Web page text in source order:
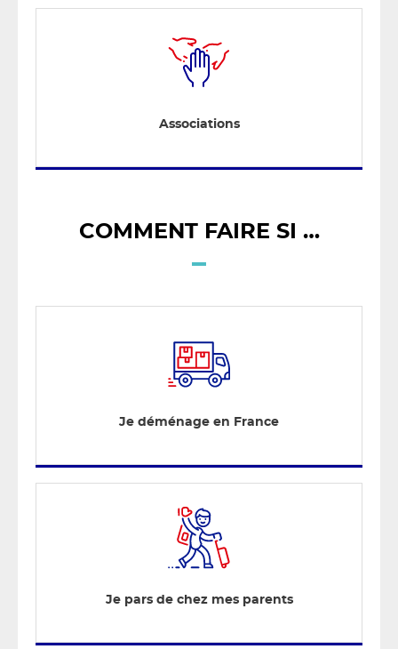
Associations
COMMENT FAIRE SI …
Je déménage en France
Je pars de chez mes parents